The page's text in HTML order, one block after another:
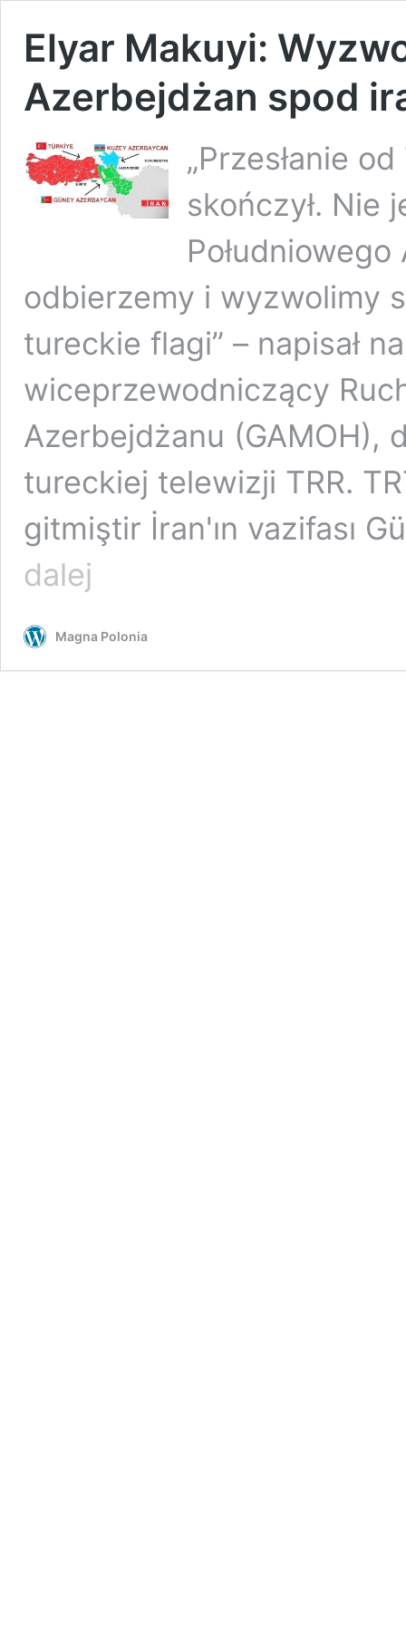
Elyar Makuyi:
Azerbejdżan spod
„Przesłanie
skończył. Nie
odbierzemy i wyzwolimy
tureckie flagi” – napisał
wiceprzewodniczący
Azerbejdżanu (GAMOH),
tureckiej telewizji TRR.
gitmiştir İran'ın vazifası
dalej
Azerbejdżan
irańskiej
Magna Polonia